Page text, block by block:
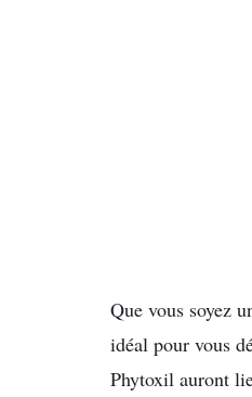
Que vous soyez
idéal pour vous
Phytoxil auront